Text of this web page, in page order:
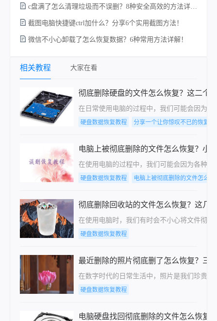
c盘满了怎么清理垃圾而不误删？8种安全高效的方法详解+误删恢复指南！
截图电脑快捷键ctrl加什么？分享6个实用截图方法！
微信不小心卸载了怎么恢复数据？6种常用方法详解！
相关教程 大家在看
彻底删除硬盘的文件怎么恢复？这二个
在日常使用电脑的过程中，我们可能会因为
硬盘数据恢复教程 分享一个让你惊叹不已的恢复sd
电脑上被彻底删除的文件怎么恢复？小
在使用电脑的过程中，我们可能会因为各种
硬盘数据恢复教程 电脑上被彻底删除的文件怎么恢
彻底删除回收站的文件怎么恢复？这几
在使用电脑时，我们有时会不小心将文件彻
硬盘数据恢复教程
最近删除的照片彻底删了怎么恢复？三
在数字时代的日常生活中，照片是我们珍贵
硬盘数据恢复教程
电脑硬盘找回彻底删除的文件怎么恢复